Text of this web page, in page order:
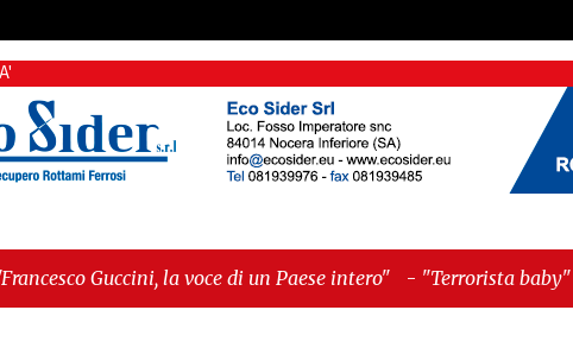
di un Paese intero" -"Terrorista baby"